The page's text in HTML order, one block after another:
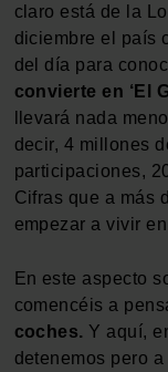
claro está de la
diciembre el país
del día para
convierte en ‘El
llevará nada
decir, 4 millones
participaciones,
Cifras que a más
empezar a vivir
En este aspecto
comencéis a
coches. Y aquí,
detenemos pero